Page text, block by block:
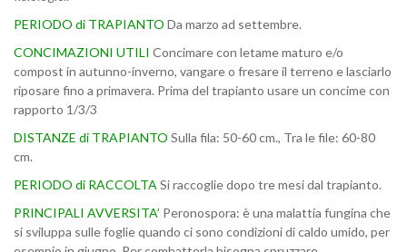
PERIODO di TRAPIANTO Da marzo ad settembre.
CONCIMAZIONI UTILI Concimare con letame maturo e/o
compost in autunno-inverno, vangare o fresare il terreno e lasciarlo
riposare fino a primavera. Prima del trapianto usare un concime con
rapporto 1/3/3
DISTANZE di TRAPIANTO Sulla fila: 50-60 cm., Tra le file: 60-80
cm.
PERIODO di RACCOLTA Si raccoglie dopo tre mesi dal trapianto.
PRINCIPALI AVVERSITA’ Peronospora: è una malattia fungina che
si sviluppa sulle foglie quando ci sono condizioni di caldo umido, per